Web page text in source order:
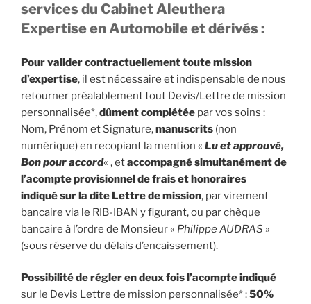
services du Cabinet Aleuthera
Expertise en Automobile et dérivés :
Pour valider contractuellement toute mission
d’expertise, il est nécessaire et indispensable de nous
retourner préalablement tout Devis/Lettre de mission
personnalisée*,dûment complétée par vos soins :
Nom, Prénom et Signature,manuscrits (non
numérique) en recopiant la mention « Lu et approuvé,
Bon pour accord« , etaccompagnésimultanémentde
l’acompte provisionnel de frais et honoraires
indiqué sur la dite Lettre de mission, par virement
bancaire via le RIB-IBAN y figurant, ou par chèque
bancaire à l’ordre de Monsieur « Philippe AUDRAS »
(sous réserve du délais d’encaissement).
Possibilité de régler en deux fois l’acompte indiqué
sur le Devis Lettre de mission personnalisée* :50%